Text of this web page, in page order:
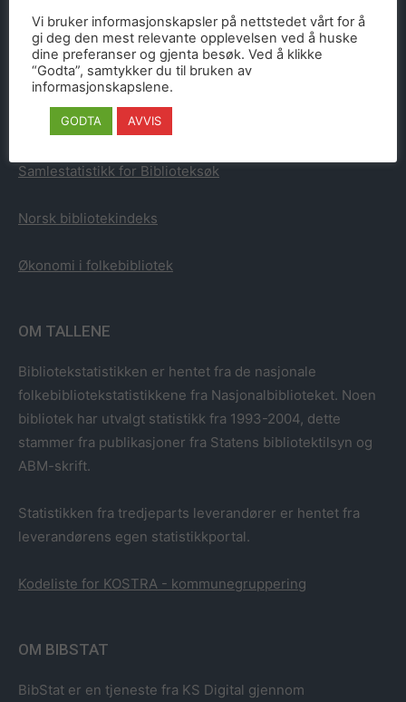
Bibliotekstatistikk fra Sverige
Bibliotekstatistikk fra Danmark
Bibliotekstatistikk fra Finland
Samlestatistikk for Biblioteksøk
Norsk bibliotekindeks
Økonomi i folkebibliotek
OM TALLENE
Bibliotekstatistikken er hentet fra de nasjonale
folkebibliotekstatistikkene fra Nasjonalbiblioteket. Noen
bibliotek har utvalgt statistikk fra 1993-2004, dette
stammer fra publikasjoner fra Statens bibliotektilsyn og
ABM-skrift.
Statistikken fra tredjeparts leverandører er hentet fra
leverandørens egen statistikkportal.
Kodeliste for KOSTRA - kommunegruppering
OM BIBSTAT
BibStat er en tjeneste fra KS Digital gjennom
Vi bruker informasjonskapsler på nettstedet vårt for å
gi deg den mest relevante opplevelsen ved å huske
dine preferanser og gjenta besøk. Ved å klikke
“Godta”, samtykker du til bruken av
informasjonskapslene.
GODTA AVVIS